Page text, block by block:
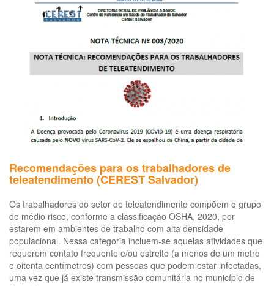
Recomendações para os trabalhadores de
teleatendimento (CEREST Salvador)
Os trabalhadores do setor de teleatendimento compõem o grupo
de médio risco, conforme a classificação OSHA, 2020, por
estarem em ambientes de trabalho com alta densidade
populacional. Nessa categoria incluem-se aquelas atividades que
requerem contato frequente e/ou estreito (a menos de um metro
e oitenta centímetros) com pessoas que podem estar infectadas,
uma vez que já existe transmissão comunitária no município de